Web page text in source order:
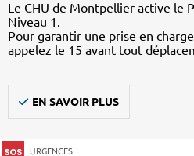
Le CHU de Montpellier active le
Niveau 1.
Pour garantir une prise en
appelez le 15 avant tout
EN SAVOIR PLUS
URGENCES